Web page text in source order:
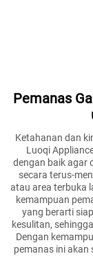
Pemanas
Ketahanan dan
Luoqi
dengan baik agar
secara terus-
atau area terbuka
kemampuan
yang berarti
kesulitan,
Dengan
pemanas ini